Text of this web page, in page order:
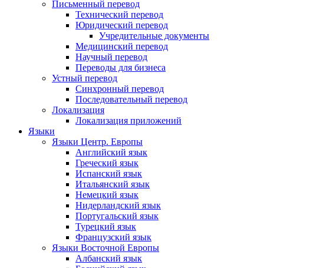
Письменный перевод
Технический перевод
Юридический перевод
Учредительные документы
Медицинский перевод
Научный перевод
Переводы для бизнеса
Устный перевод
Синхронный перевод
Последовательный перевод
Локализация
Локализация приложений
Языки
Языки Центр. Европы
Английский язык
Греческий язык
Испанский язык
Итальянский язык
Немецкий язык
Нидерландский язык
Португальский язык
Турецкий язык
Французский язык
Языки Восточной Европы
Албанский язык